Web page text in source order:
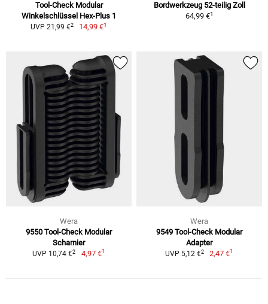
Tool-Check Modular
Winkelschlüssel Hex-Plus 1
UVP 21,99 €2 14,99 €1
Bordwerkzeug 52-teilig Zoll
64,99 €1
Wera
9550 Tool-Check Modular
Scharnier
UVP 10,74 €2 4,97 €1
Wera
9549 Tool-Check Modular
Adapter
UVP 5,12 €2 2,47 €1